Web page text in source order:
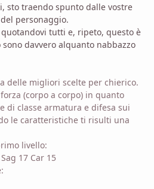
sto traendo spunto dalle vostre
personaggio.
tutti e, ripeto, questo è
davvero alquanto nabbazzo
delle migliori scelte per chierico.
(corpo a corpo) in quanto
di classe armatura e difesa sui
le caratteristiche ti risulti una
livello:
17 Car 15